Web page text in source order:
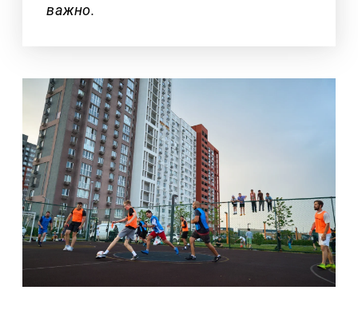
важно.